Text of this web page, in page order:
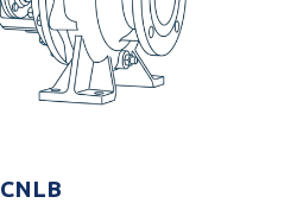
CNLB